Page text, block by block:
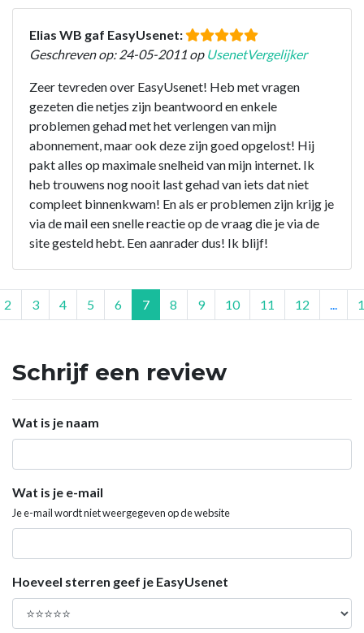
Elias WB gaf EasyUsenet:
Geschreven op: 24-05-2011 op UsenetVergelijker
Zeer tevreden over EasyUsenet! Heb met vragen
gezeten die netjes zijn beantwoord en enkele
problemen gehad met het verlengen van mijn
abonnement, maar ook deze zijn goed opgelost! Hij
pakt alles op maximale snelheid van mijn internet. Ik
heb trouwens nog nooit last gehad van iets dat niet
compleet binnenkwam! En als er problemen zijn krijg je
via de mail een snelle reactie op de vraag die je via de
site gesteld hebt. Een aanrader dus! Ik blijf!
2 3 4 5 6 7 8 9 10 11 12
Schrijf een review
Wat is je naam
Wat is je e-mail
Je e-mail wordt niet weergegeven op de website
Hoeveel sterren geef je EasyUsenet